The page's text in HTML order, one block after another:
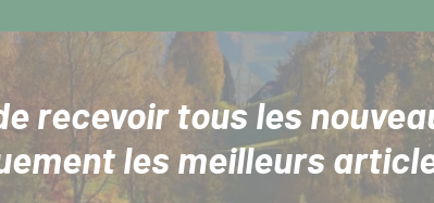
recevoir tous les
les meilleurs